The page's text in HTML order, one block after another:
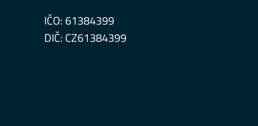
IČO: 61384399
DIČ: CZ61384399